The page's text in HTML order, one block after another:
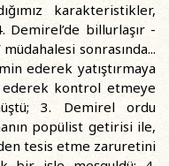
karakteristikler,
Demirel’de billurlaşır -
sonrasında...
ederek yatıştırmaya
kontrol etmeye
3. Demirel ordu
popülist getirisi ile,
tesis etme zaruretini